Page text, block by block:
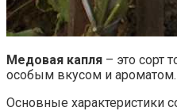
Медовая капля – это сорт
особым вкусом и ароматом.
Основные характеристики